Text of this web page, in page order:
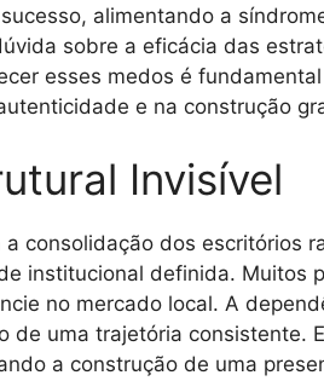
alimentando a
sobre a eficácia das
esses medos é
e na construção
Invisível
consolidação dos escritórios
institucional definida. Muitos
no mercado local. A
de uma trajetória consistente.
a construção de uma